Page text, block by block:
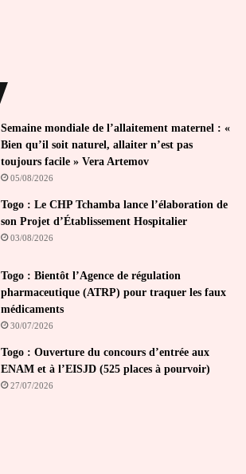
Semaine mondiale de l’allaitement maternel : «
Bien qu’il soit naturel, allaiter n’est pas
toujours facile » Vera Artemov
05/08/2026
Togo : Le CHP Tchamba lance l’élaboration de
son Projet d’Établissement Hospitalier
03/08/2026
Togo : Bientôt l’Agence de régulation
pharmaceutique (ATRP) pour traquer les faux
médicaments
30/07/2026
Togo : Ouverture du concours d’entrée aux
ENAM et à l’EISJD (525 places à pourvoir)
27/07/2026